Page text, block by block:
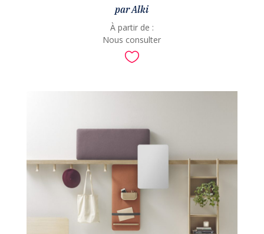
par Alki
À partir de :
Nous consulter
